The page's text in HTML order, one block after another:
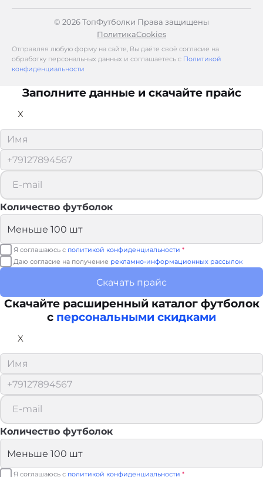
© 2026 ТопФутболки Права защищены
ПолитикаCookies
Отправляя любую форму на сайте, Вы даёте своё согласие на
обработку персональных данных и соглашаетесь с Политикой
конфиденциальности
Заполните данные и скачайте прайс
X
Количество футболок
Я соглашаюсь с политикой конфиденциальности *
Даю согласие на получение рекламно-информационных рассылок
Скачать прайс
Скачайте расширенный каталог футболок
с персональными скидками
X
Количество футболок
Я соглашаюсь с политикой конфиденциальности *